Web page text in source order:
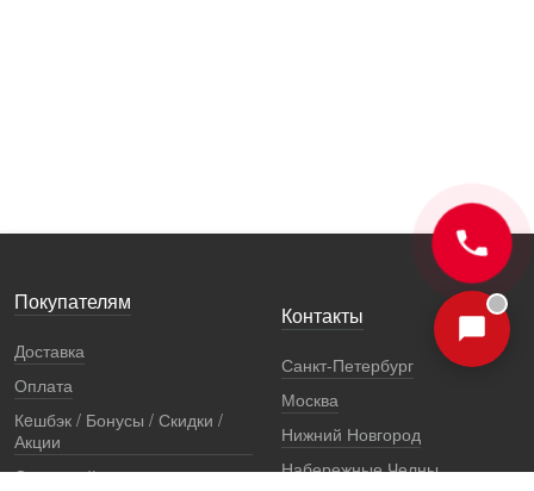
Покупателям
Доставка
Оплата
Кeшбэк / Бонусы / Скидки /
Акции
Остерегайтесь подделок
Контакты
Санкт-Петербург
Москва
Нижний Новгород
Набережные Челны